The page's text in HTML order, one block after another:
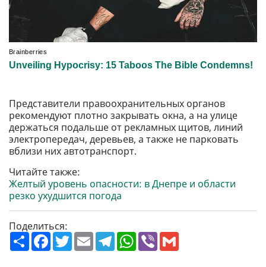
Представители правоохранительных органов
рекомендуют плотно закрывать окна, а на улице
держаться подальше от рекламных щитов, линий
электропередач, деревьев, а также не парковать
вблизи них автотранспорт.
Читайте также:
Желтый уровень опасности: в Днепре и области
резко ухудшится погода
Поделиться:
П
о
ш
F
a
c
T
w
E
m
a
T
e
W
h
a
V
b